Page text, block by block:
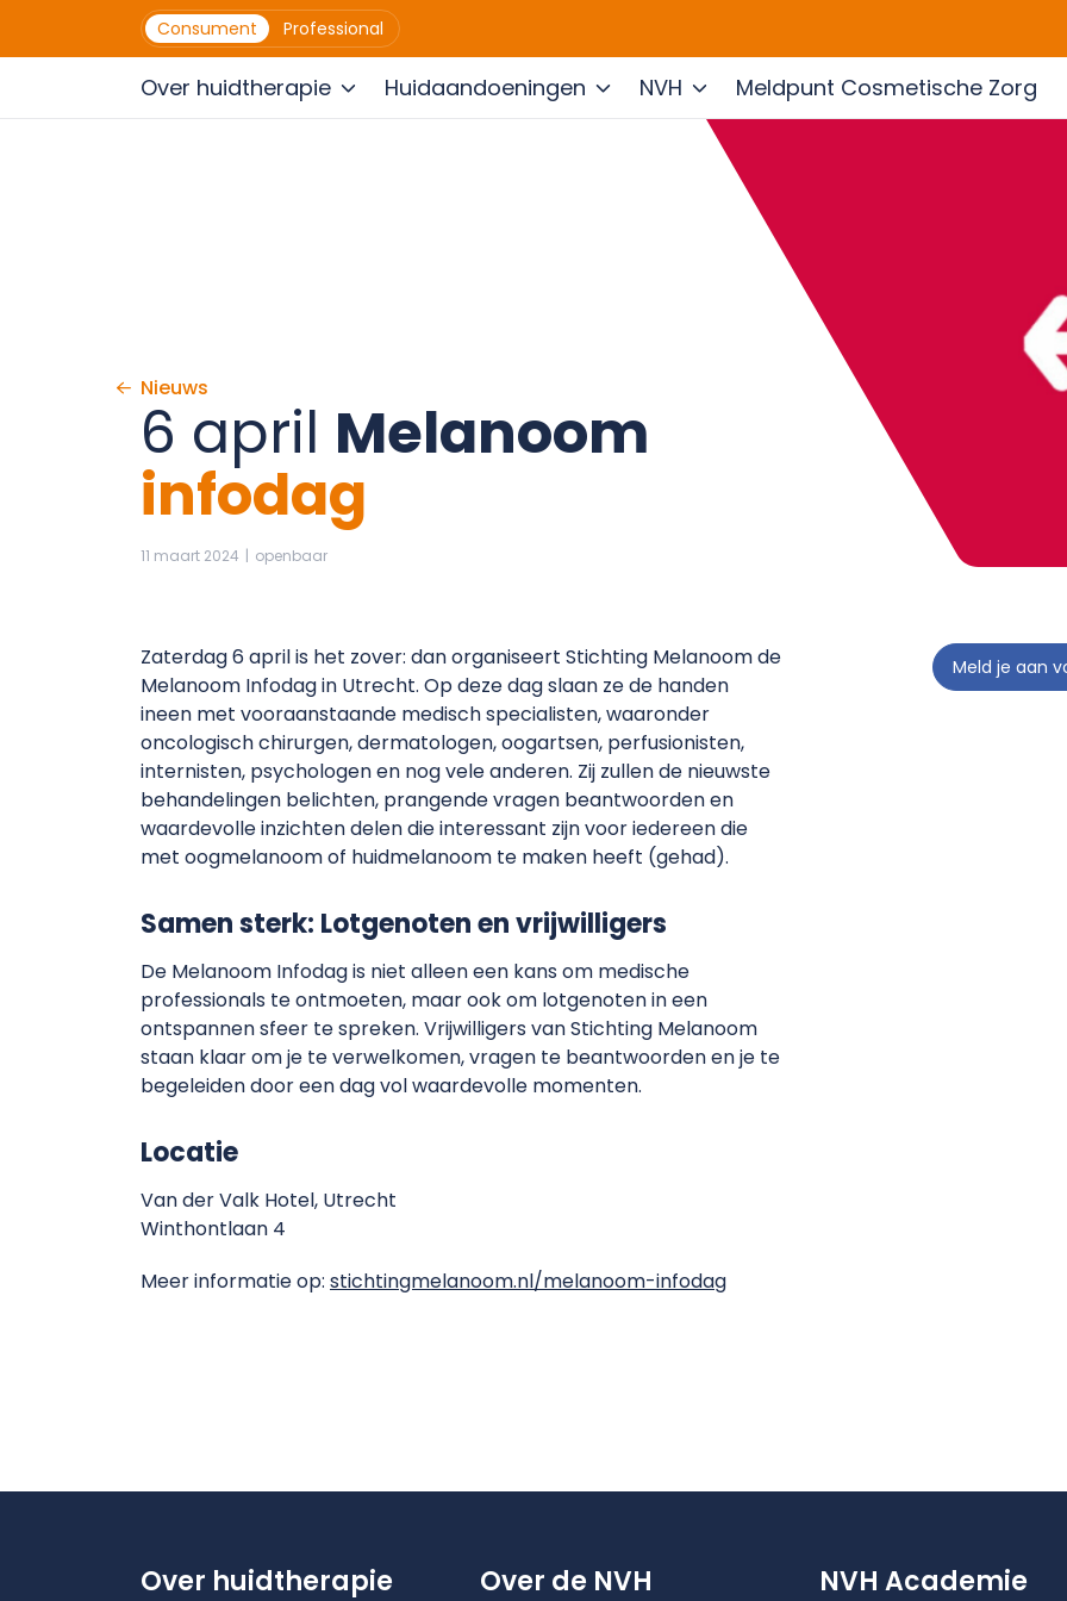
Consument Professional
Over huidtherapie Huidaandoeningen NVH Meldpunt Cosmetische Zorg
Nieuws
6 april Melanoom
infodag
11 maart 2024 | openbaar
Zaterdag 6 april is het zover: dan organiseert Stichting Melanoom de
Melanoom Infodag in Utrecht. Op deze dag slaan ze de handen
ineen met vooraanstaande medisch specialisten, waaronder
oncologisch chirurgen, dermatologen, oogartsen, perfusionisten,
internisten, psychologen en nog vele anderen. Zij zullen de nieuwste
behandelingen belichten, prangende vragen beantwoorden en
waardevolle inzichten delen die interessant zijn voor iedereen die
met oogmelanoom of huidmelanoom te maken heeft (gehad).
Samen sterk: Lotgenoten en vrijwilligers
De Melanoom Infodag is niet alleen een kans om medische
professionals te ontmoeten, maar ook om lotgenoten in een
ontspannen sfeer te spreken. Vrijwilligers van Stichting Melanoom
staan klaar om je te verwelkomen, vragen te beantwoorden en je te
begeleiden door een dag vol waardevolle momenten.
Locatie
Van der Valk Hotel, Utrecht
Winthontlaan 4
Meer informatie op: stichtingmelanoom.nl/melanoom-infodag
Meld je aan
Over huidtherapie Over de NVH NVH Academie